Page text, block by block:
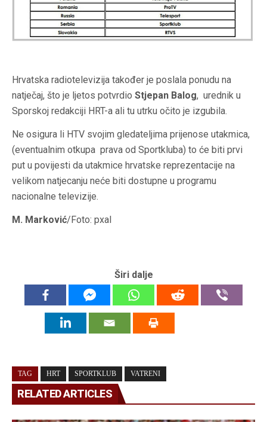
Hrvatska radiotelevizija također je poslala ponudu na
natječaj, što je ljetos potvrdio Stjepan Balog, urednik u
Sporskoj redakciji HRT-a ali tu utrku očito je izgubila.
Ne osigura li HTV svojim gledateljima prijenose utakmica,
(eventualnim otkupa prava od Sportkluba) to će biti prvi
put u povijesti da utakmice hrvatske reprezentacije na
velikom natjecanju neće biti dostupne u programu
nacionalne televizije.
M. Marković/Foto: pxal
Širi dalje
TAG HRT SPORTKLUB VATRENI
RELATED ARTICLES